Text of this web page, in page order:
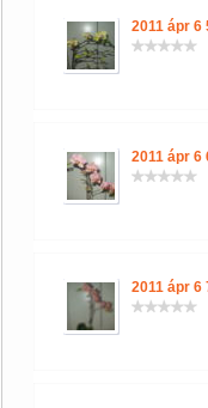
2011 ápr 6
2011 ápr 6
2011 ápr 6